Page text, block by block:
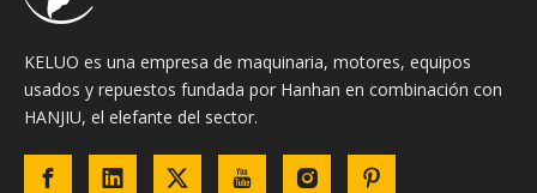
KELUO es una empresa de maquinaria, motores, equipos
usados ​​y repuestos fundada por Hanhan en combinación con
HANJIU, el elefante del sector.